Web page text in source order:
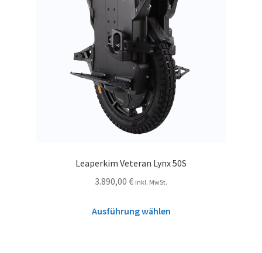
Leaperkim Veteran Lynx 50S
3.890,00 € inkl. MwSt.
Ausführung wählen